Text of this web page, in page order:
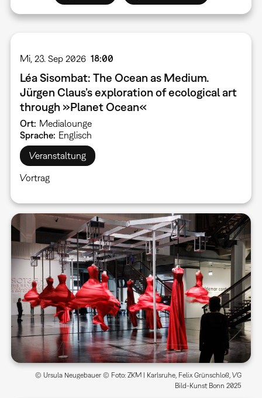
Mi, 23. Sep 2026 18:00
Léa Sisombat: The Ocean as Medium.
Jürgen Claus’s exploration of ecological art
through »Planet Ocean«
Ort Medialounge
Sprache Englisch
Veranstaltung
Vortrag
© Ursula Neugebauer © Foto: ZKM | Karlsruhe, Felix Grünschloß, VG
Bild-Kunst Bonn 2025